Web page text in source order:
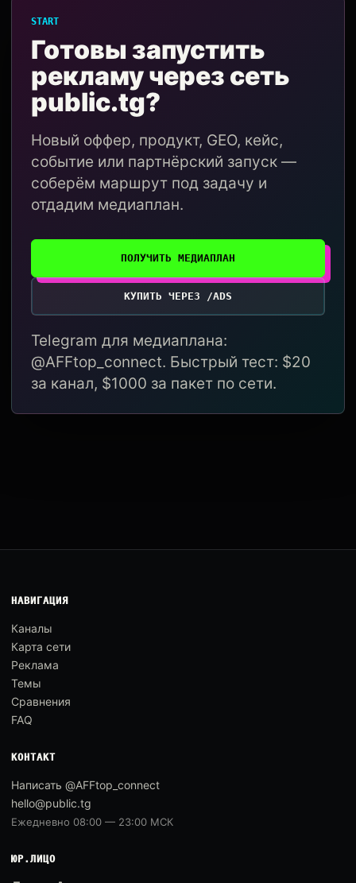
START
Готовы запустить
рекламу через сеть
public.tg?
Новый оффер, продукт, GEO, кейс,
событие или партнёрский запуск —
соберём маршрут под задачу и
отдадим медиаплан.
ПОЛУЧИТЬ МЕДИАПЛАН
КУПИТЬ ЧЕРЕЗ /ADS
Telegram для медиаплана:
@AFFtop_connect. Быстрый тест: $20
за канал, $1000 за пакет по сети.
НАВИГАЦИЯ
Каналы
Карта сети
Реклама
Темы
Сравнения
FAQ
КОНТАКТ
Написать @AFFtop_connect
hello@public.tg
Ежедневно 08:00 — 23:00 МСК
ЮР.ЛИЦО